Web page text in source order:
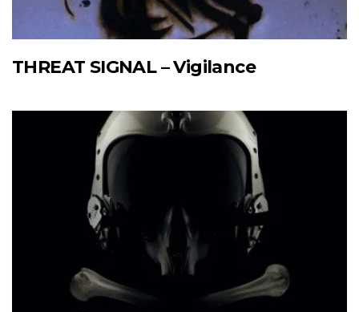
THREAT SIGNAL – Vigilance